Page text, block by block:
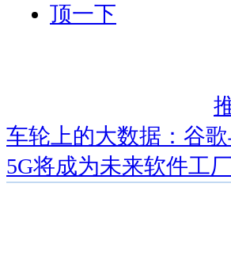
顶一下
车轮上的大数据：谷
5G将成为未来软件工